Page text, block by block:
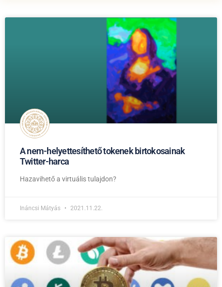
A nem-helyettesíthető tokenek birtokosainak
Twitter-harca
Hazavihető a virtuális tulajdon?
Ináncsi Mátyás 2021.11.22.